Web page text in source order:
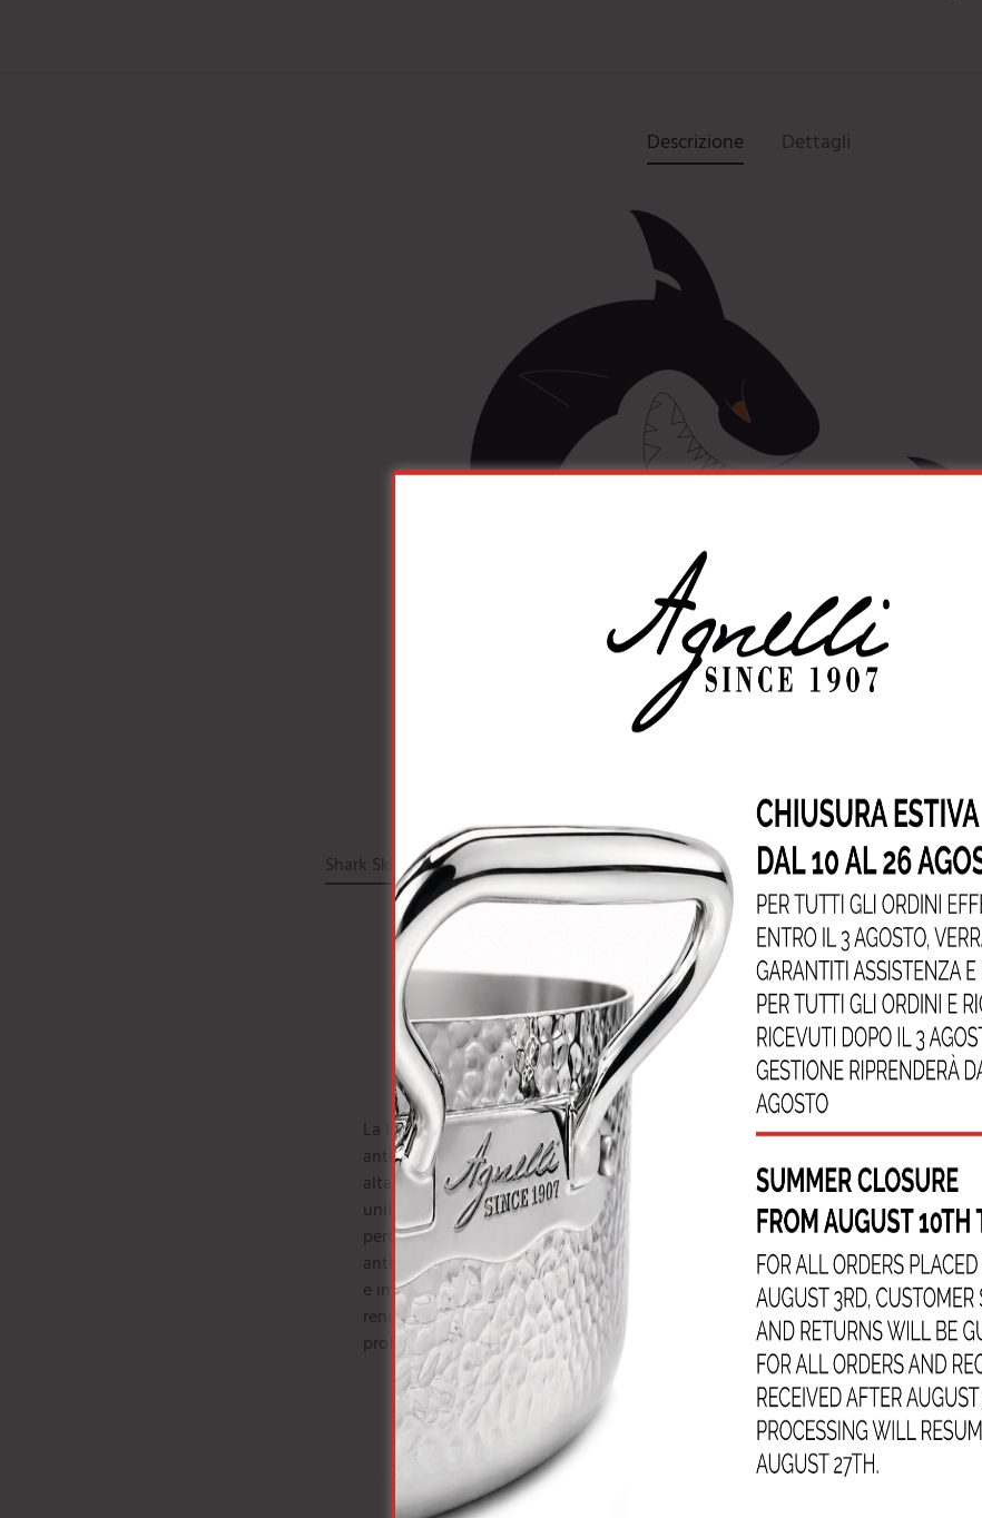
Descrizione Dettagli
Shark Skin® Consigli di utilizzo Cotture FAQ
Casseruola antiaderente SharkSkin
alluminio 3mm – 1 manico
La linea di strumenti di cottura in alluminio
antiaderente “Shark Skin” unisce leggerezza e
alta qualità. Progettati per una distribuzione
uniforme del calore, garantiscono cotture
perfette e facili da pulire. La superficie
antiaderente consente di cucinare senza grassi
e impedisce agli alimenti di attaccarsi,
rendendoli ideali per cuochi amatoriali e
professionisti.